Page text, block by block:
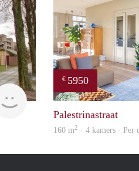
finder
€ 5950
Palestrinastraat
160 m2 · 4 kamers ·